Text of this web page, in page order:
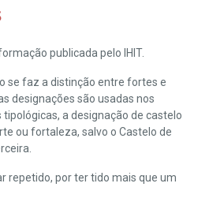
publicada pelo IHIT.
se faz a distinção entre fortes e
designações são usadas nos
a designação de castelo
ou fortaleza, salvo o Castelo de
repetido, por ter tido mais que um